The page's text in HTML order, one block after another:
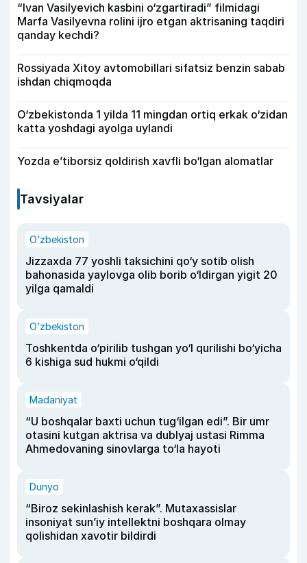
“Ivan Vasilyevich kasbini o‘zgartiradi” filmidagi
Marfa Vasilyevna rolini ijro etgan aktrisaning taqdiri
qanday kechdi?
Rossiyada Xitoy avtomobillari sifatsiz benzin sabab
ishdan chiqmoqda
O‘zbekistonda 1 yilda 11 mingdan ortiq erkak o‘zidan
katta yoshdagi ayolga uylandi
Yozda e’tiborsiz qoldirish xavfli bo‘lgan alomatlar
Tavsiyalar
O‘zbekiston
Jizzaxda 77 yoshli taksichini qo‘y sotib olish
bahonasida yaylovga olib borib o‘ldirgan yigit 20
yilga qamaldi
O‘zbekiston
Toshkentda o‘pirilib tushgan yo‘l qurilishi bo‘yicha
6 kishiga sud hukmi o‘qildi
Madaniyat
“U boshqalar baxti uchun tug‘ilgan edi”. Bir umr
otasini kutgan aktrisa va dublyaj ustasi Rimma
Ahmedovaning sinovlarga to‘la hayoti
Dunyo
“Biroz sekinlashish kerak”. Mutaxassislar
insoniyat sun’iy intellektni boshqara olmay
qolishidan xavotir bildirdi